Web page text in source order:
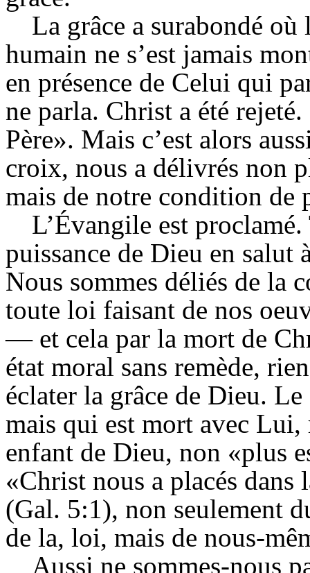
La grâce a surabondé
humain ne s’est jamais
en présence de Celui qui
ne parla. Christ a été
Père». Mais c’est alors
croix, nous a délivrés non
mais de notre condition de
L’Évangile est
puissance de Dieu en
Nous sommes déliés de la
toute loi faisant de nos
— et cela par la mort de
état moral sans remède,
éclater la grâce de Dieu.
mais qui est mort avec
enfant de Dieu, non «plus
«Christ nous a placés
(Gal. 5:1), non seulement
de la, loi, mais de nous-
Aussi ne sommes-nous